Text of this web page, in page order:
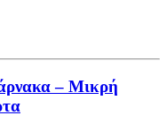
– Μικρή